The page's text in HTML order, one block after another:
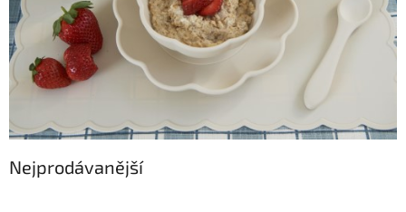
Nejprodávanější